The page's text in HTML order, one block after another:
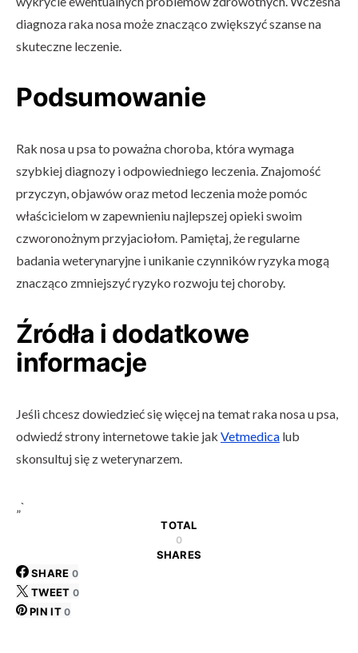
diagnoza raka nosa może znacząco zwiększyć szanse na
skuteczne leczenie.
Podsumowanie
Rak nosa u psa to poważna choroba, która wymaga
szybkiej diagnozy i odpowiedniego leczenia. Znajomość
przyczyn, objawów oraz metod leczenia może pomóc
właścicielom w zapewnieniu najlepszej opieki swoim
czworonożnym przyjaciołom. Pamiętaj, że regularne
badania weterynaryjne i unikanie czynników ryzyka mogą
znacząco zmniejszyć ryzyko rozwoju tej choroby.
Źródła i dodatkowe
informacje
Jeśli chcesz dowiedzieć się więcej na temat raka nosa u psa,
odwiedź strony internetowe takie jak Vetmedica lub
skonsultuj się z weterynarzem.
„`
TOTAL
0
SHARES
SHARE 0
TWEET 0
PIN IT 0